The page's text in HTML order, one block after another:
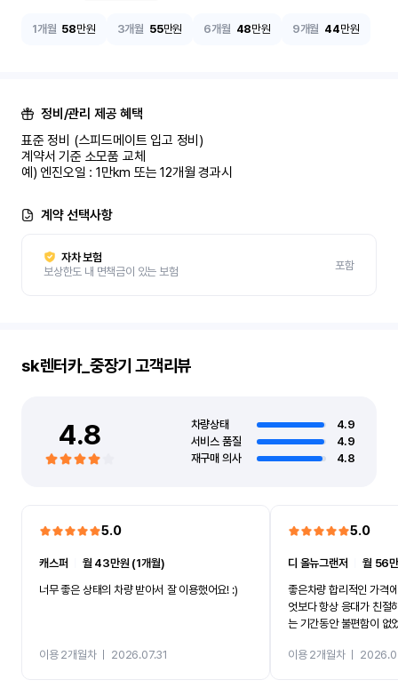
1개월 58만원 3개월 55만원 6개월 48만원 9개월 44만원
정비/관리 제공 혜택
표준 정비 (스피드메이트 입고 정비)
계약서 기준 소모품 교체
예) 엔진오일 : 1만km 또는 12개월 경과시
계약 선택사항
자차 보험
보상한도 내 면책금이 있는 보험
포함
sk렌터카_중장기 고객리뷰
4.8 차량상태
4.9
서비스 품질
4.9
재구매 의사
4.8
5.0
캐스퍼
월 43만원 (1개월)
너무 좋은 상태의 차량 받아서 잘 이용했어요! :)
이용 2개월차ㅣ 2026.07.31
5.0
디 올뉴그랜저 ㅣ월 56
좋은차량 합리적인 가격
엇보다 항상 응대가 친절
는 기간동안 불편함이 없
카 렌트 고민없이 강추합
이용 2개월차ㅣ